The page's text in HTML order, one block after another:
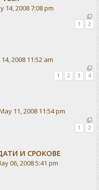
14, 2008 7:08 pm
1 2
2008 11:52 am
1 2 3 4
11, 2008 11:54 pm
1 2
ДАТИ И СРОКОВЕ
06, 2008 5:41 pm